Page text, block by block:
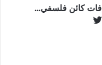
كائن فلسفي...